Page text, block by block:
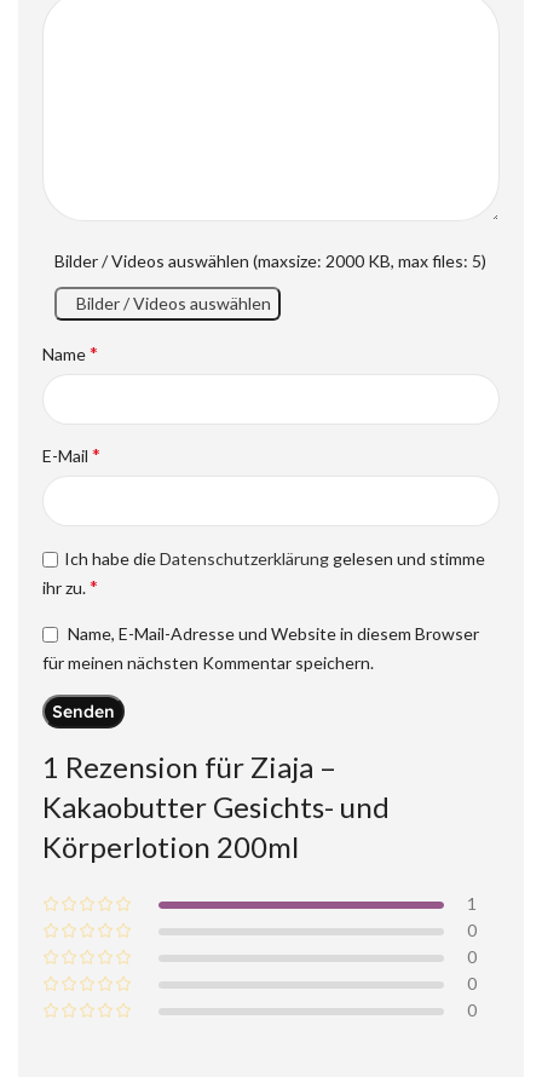
1 Rezension für Ziaja –
Kakaobutter Gesichts- und
Körperlotion 200ml
1
0
0
0
0
Bilder / Videos auswählen (maxsize: 2000 KB, max files: 5)
Bilder / Videos auswählen
Name*
E-Mail *
Ich habe dieDatenschutzerklärung gelesen und stimme
ihr zu.*
Name, E-Mail-Adresse und Website in diesem Browser
für meinen nächsten Kommentar speichern.